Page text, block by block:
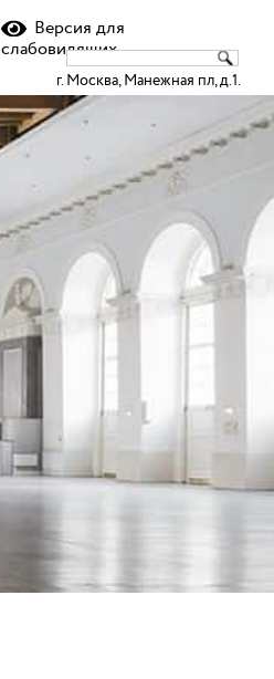
Версия для
слабовидящих
г. Москва, Манежная пл, д.1.